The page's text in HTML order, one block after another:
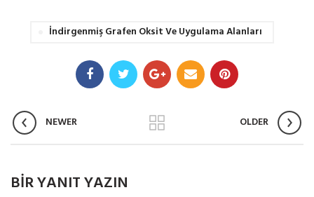
İndirgenmiş Grafen Oksit Ve Uygulama Alanları
NEWER OLDER
BIR YANIT YAZIN